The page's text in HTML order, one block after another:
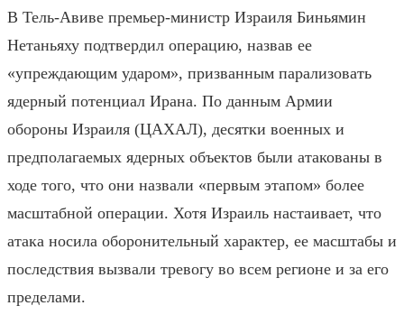
В Тель-Авиве премьер-министр Израиля Биньямин
Нетаньяху подтвердил операцию, назвав ее
«упреждающим ударом», призванным парализовать
ядерный потенциал Ирана. По данным Армии
обороны Израиля (ЦАХАЛ), десятки военных и
предполагаемых ядерных объектов были атакованы в
ходе того, что они назвали «первым этапом» более
масштабной операции. Хотя Израиль настаивает, что
атака носила оборонительный характер, ее масштабы и
последствия вызвали тревогу во всем регионе и за его
пределами.